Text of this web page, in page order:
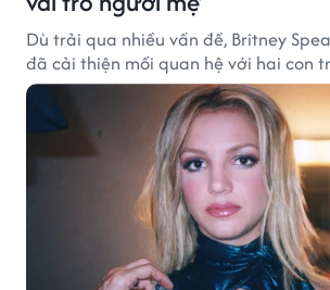
Dù trải qua nhiều vấn đề, Britney
đã cải thiện mối quan hệ với hai con